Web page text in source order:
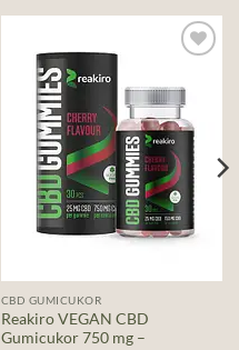
wishlist
CBD GUMICUKOR
Reakiro VEGAN CBD
Gumicukor 750 mg –